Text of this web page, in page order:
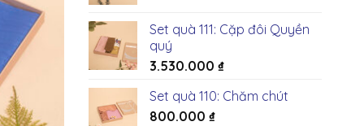
Set quà 111: Cặp đôi Quyền
quý
3.530.000 ₫
Set quà 110: Chăm chút
800.000 ₫